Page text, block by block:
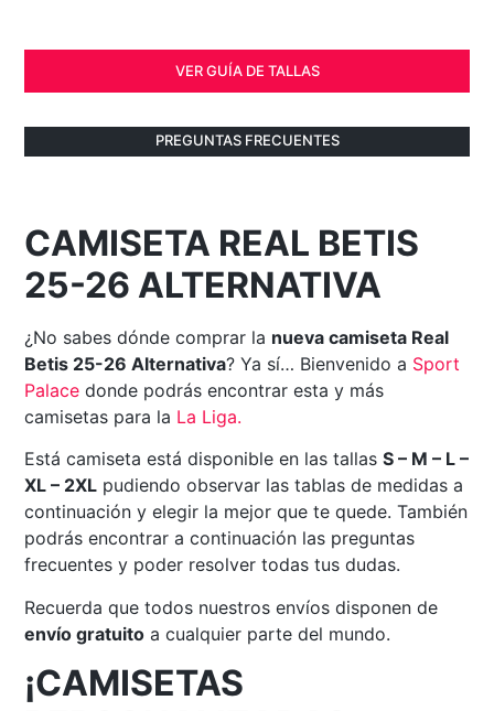
VER GUÍA DE TALLAS
PREGUNTAS FRECUENTES
CAMISETA REAL BETIS
25-26 ALTERNATIVA
¿No sabes dónde comprar la nueva camiseta Real
Betis 25-26 Alternativa? Ya sí… Bienvenido a Sport
Palace donde podrás encontrar esta y más
camisetas para la La Liga.
Está camiseta está disponible en las tallasS – M – L –
XL – 2XL pudiendo observar las tablas de medidas a
continuación y elegir la mejor que te quede. También
podrás encontrar a continuación las preguntas
frecuentes y poder resolver todas tus dudas.
Recuerda que todos nuestros envíos disponen de
envío gratuito a cualquier parte del mundo.
¡CAMISETAS